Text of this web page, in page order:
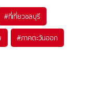
#ที่เที่ยวชลบุรี
#ภาคตะวันออก